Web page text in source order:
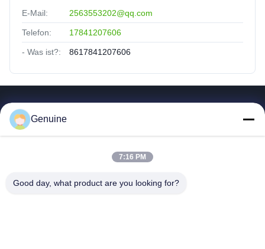
E-Mail: 2563553202@qq.com
Telefon: 17841207606
- Was ist?: 8617841207606
Über Uns
Qualitätskontrolle
Genuine
7:16 PM
Good day, what product are you looking for?